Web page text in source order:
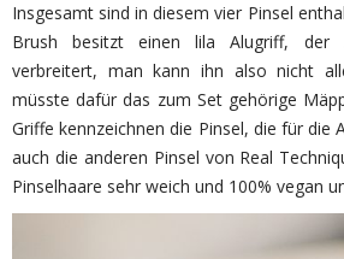
Insgesamt sind in diesem vier Pinsel
Brush besitzt einen lila Alugriff, der
verbreitert, man kann ihn also nicht
müsste dafür das zum Set gehörige
Griffe kennzeichnen die Pinsel, die für die
auch die anderen Pinsel von Real
Pinselhaare sehr weich und 100% vegan